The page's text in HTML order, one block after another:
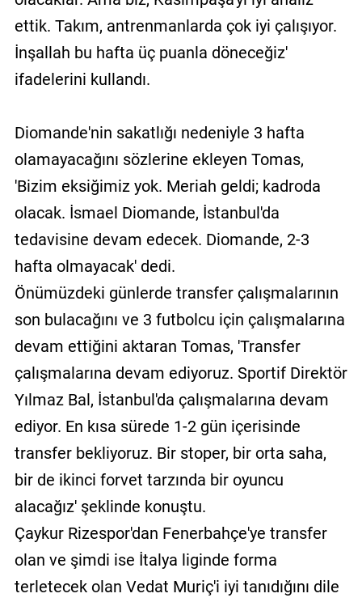
ettik. Takım, antrenmanlarda çok iyi çalışıyor.
İnşallah bu hafta üç puanla döneceğiz'
ifadelerini kullandı.
Diomande'nin sakatlığı nedeniyle 3 hafta
olamayacağını sözlerine ekleyen Tomas,
'Bizim eksiğimiz yok. Meriah geldi; kadroda
olacak. İsmael Diomande, İstanbul'da
tedavisine devam edecek. Diomande, 2-3
hafta olmayacak' dedi.
Önümüzdeki günlerde transfer çalışmalarının
son bulacağını ve 3 futbolcu için çalışmalarına
devam ettiğini aktaran Tomas, 'Transfer
çalışmalarına devam ediyoruz. Sportif Direktör
Yılmaz Bal, İstanbul'da çalışmalarına devam
ediyor. En kısa sürede 1-2 gün içerisinde
transfer bekliyoruz. Bir stoper, bir orta saha,
bir de ikinci forvet tarzında bir oyuncu
alacağız' şeklinde konuştu.
Çaykur Rizespor'dan Fenerbahçe'ye transfer
olan ve şimdi ise İtalya liginde forma
terletecek olan Vedat Muriç'i iyi tanıdığını dile